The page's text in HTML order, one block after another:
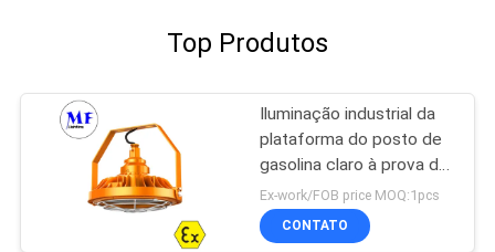
Top Produtos
Iluminação industrial da
plataforma do posto de
gasolina claro à prova de
explosões do diodo
emissor de luz de Atex
da zona 2
Ex-work/FOB price MOQ:1pcs
CONTATO